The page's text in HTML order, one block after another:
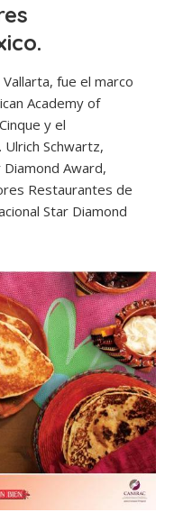
fue el marco
Academy of
y el
Schwartz,
Award,
Restaurantes de
Star Diamond